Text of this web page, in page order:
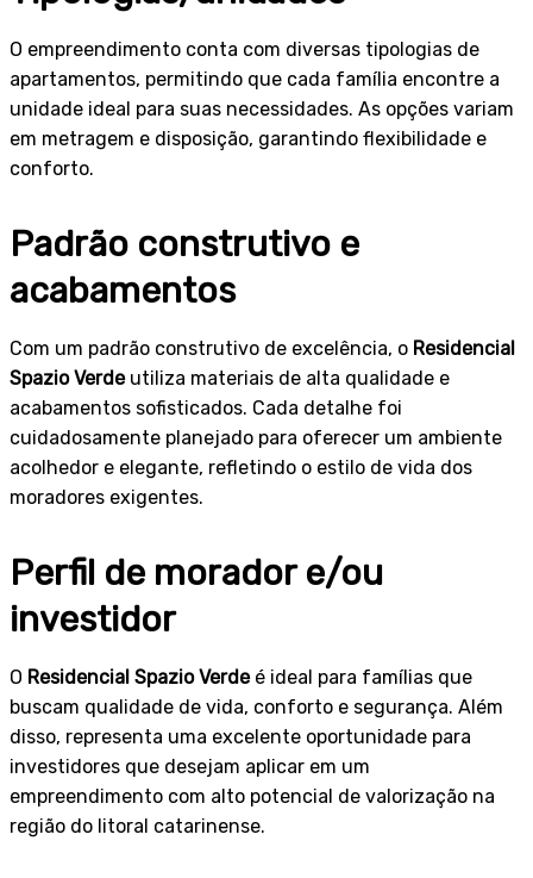
O empreendimento conta com diversas tipologias de
apartamentos, permitindo que cada família encontre a
unidade ideal para suas necessidades. As opções variam
em metragem e disposição, garantindo flexibilidade e
conforto.
Padrão construtivo e
acabamentos
Com um padrão construtivo de excelência, o Residencial
Spazio Verdeutiliza materiais de alta qualidade e
acabamentos sofisticados. Cada detalhe foi
cuidadosamente planejado para oferecer um ambiente
acolhedor e elegante, refletindo o estilo de vida dos
moradores exigentes.
Perfil de morador e/ou
investidor
O Residencial Spazio Verdeé ideal para famílias que
buscam qualidade de vida, conforto e segurança. Além
disso, representa uma excelente oportunidade para
investidores que desejam aplicar em um
empreendimento com alto potencial de valorização na
região do litoral catarinense.